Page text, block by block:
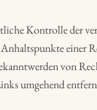
Kontrolle der
einer
von
umgehend